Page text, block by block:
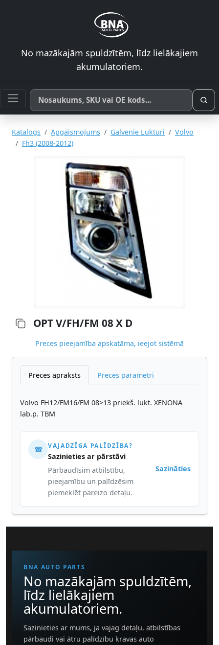
No mazākajām spuldzītēm, līdz lielākajiem
akumulatoriem.
Meklēt pēc produkta nosaukuma, SKU vai OE koda
Katalogs Apgaismojums Galvenie Lukturi
Volvo
Fh3 (2008-2012)
OPT V/FH/FM 08 X D
Preces pieejamība apskatāma, ieejot sistēmā
Preces apraksts Preces parametri
Volvo FH12/FM16/FM 08>13 priekš. lukt. XENONA
lab.p. TBM
☎ VAJADZĪGA PALĪDZĪBA?
Sazinieties ar pārstāvi
Pārbaudīsim atbilstību,
pieejamību un palīdzēsim
piemeklēt pareizo detaļu.
Sazināties
BNA AUTO PARTS
No mazākajām spuldzītēm,
līdz lielākajiem
akumulatoriem.
Sazinieties ar mums, ja vajag detaļu, atbilstības
pārbaudi vai ātru palīdzību kravas auto